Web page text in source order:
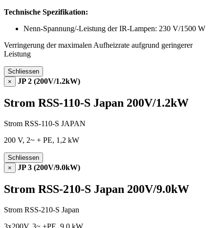
Technische Spezifikation:
Nenn-Spannung/-Leistung der IR-Lampen: 230 V/1500 W
Verringerung der maximalen Aufheizrate aufgrund geringerer
Leistung
Schliessen
×
JP 2 (200V/1.2kW)
Strom RSS-110-S Japan 200V/1.2kW
Strom RSS-110-S JAPAN
200 V, 2~ + PE, 1,2 kW
Schliessen
×
JP 3 (200V/9.0kW)
Strom RSS-210-S Japan 200V/9.0kW
Strom RSS-210-S Japan
3x200V, 3~ +PE, 9.0 kW